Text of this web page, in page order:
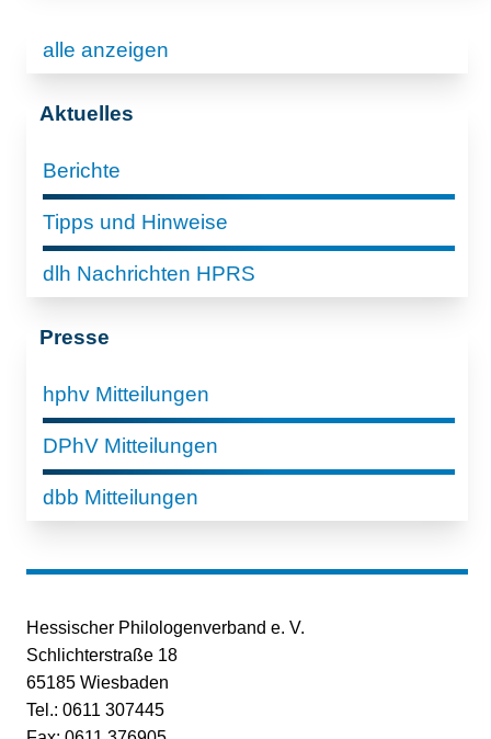
alle anzeigen
Aktuelles
Berichte
Tipps und Hinweise
dlh Nachrichten HPRS
Presse
hphv Mitteilungen
DPhV Mitteilungen
dbb Mitteilungen
Hessischer Philologenverband e. V.
Schlichterstraße 18
65185 Wiesbaden
Tel.: 0611 307445